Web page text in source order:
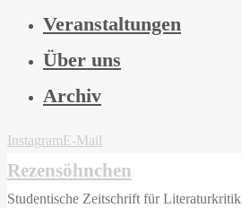
Veranstaltungen
Über uns
Archiv
InstagramE-Mail
Rezensöhnchen
Studentische Zeitschrift für Literaturkritik